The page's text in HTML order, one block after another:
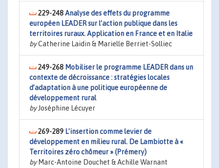
229-248Analyse des effets du programme
européen LEADER sur l’action publique dans les
territoires ruraux. Application en France et en Italie
byCatherine Laidin & Marielle Berriet-Solliec
249-268 Mobiliser le programme LEADER dans un
contexte de décroissance : stratégies locales
d’adaptation à une politique européenne de
développement rural
byJoséphine Lécuyer
269-289 L’insertion comme levier de
développement en milieu rural. De Lambiotte à «
Territoires zéro chômeur » (Prémery)
byMarc-Antoine Douchet & Achille Warnant